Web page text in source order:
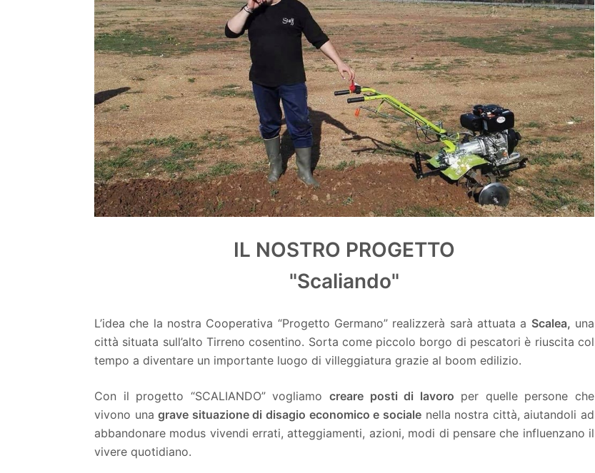
IL NOSTRO PROGETTO
"Scaliando"
L’idea che la nostra Cooperativa “Progetto Germano” realizzerà sarà attuata a Scalea, una
città situata sull’alto Tirreno cosentino. Sorta come piccolo borgo di pescatori è riuscita col
tempo a diventare un importante luogo di villeggiatura grazie al boom edilizio.
Con il progetto “SCALIANDO” vogliamo creare posti di lavoro per quelle persone che
vivono unagrave situazione di disagio economico e socialenella nostra città, aiutandoli ad
abbandonare modus vivendi errati, atteggiamenti, azioni, modi di pensare che influenzano il
vivere quotidiano.